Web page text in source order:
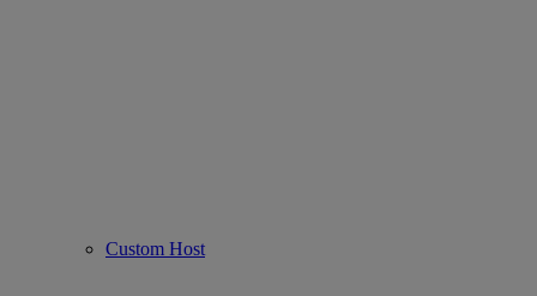
Custom Host